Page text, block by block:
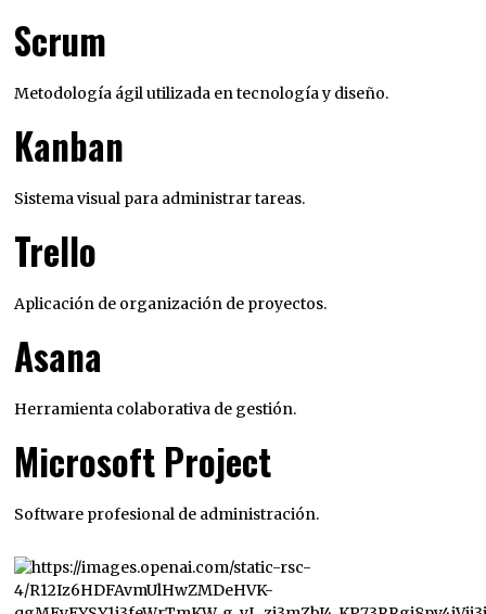
Scrum
Metodología ágil utilizada en tecnología y diseño.
Kanban
Sistema visual para administrar tareas.
Trello
Aplicación de organización de proyectos.
Asana
Herramienta colaborativa de gestión.
Microsoft Project
Software profesional de administración.